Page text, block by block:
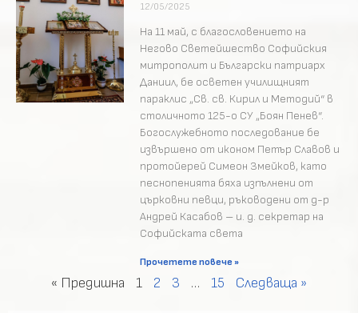
12/05/2025
На 11 май, с благословението на
Негово Светейшество Софийския
митрополит и Български патриарх
Даниил, бе осветен училищният
параклис „Св. св. Кирил и Методий“ в
столичното 125-о СУ „Боян Пенев“.
Богослужебното последование бе
извършено от иконом Петър Славов и
протойерей Симеон Змейков, като
песнопенията бяха изпълнени от
църковни певци, ръководени от д-р
Андрей Касабов – и. д. секретар на
Софийската света
Прочетете повече »
« Предишна 1 2 3 … 15 Следваща »